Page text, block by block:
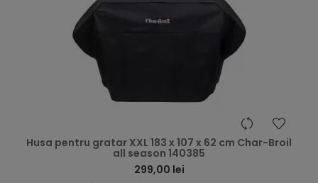
Husa pentru gratar XXL 183 x 107 x 62 cm Char-Broil
all season 140385
299,00 lei